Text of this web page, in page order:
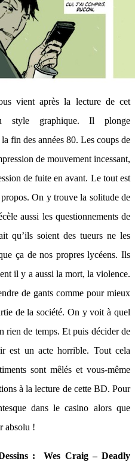
vient après la lecture de cet
style graphique. Il plonge
fin des années 80. Les coups de
de mouvement incessant,
de fuite en avant. Le tout est
On y trouve la solitude de
aussi les questionnements de
qu’ils soient des tueurs ne les
ça de nos propres lycéens. Ils
il y a aussi la mort, la violence.
de gants comme pour mieux
de la société. On y voit à quel
rien de temps. Et puis décider de
est un acte horrible. Tout cela
sont mêlés et vous-même
à la lecture de cette BD. Pour
dans le casino alors que
absolu !
: Wes Craig – Deadly